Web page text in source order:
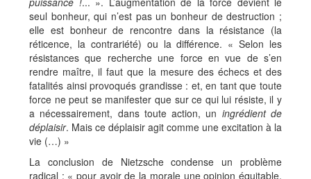
seul bonheur, qui n’est pas un bonheur de destruction ;
elle est bonheur de rencontre dans la résistance (la
réticence, la contrariété) ou la différence. « Selon les
résistances que recherche une force en vue de s’en
rendre maître, il faut que la mesure des échecs et des
fatalités ainsi provoqués grandisse : et, en tant que toute
force ne peut se manifester que sur ce qui lui résiste, il y
a nécessairement, dans toute action, un ingrédient de
déplaisir. Mais ce déplaisir agit comme une excitation à la
vie (…) »
La conclusion de Nietzsche condense un problème
radical : « pour avoir de la morale une opinion équitable,